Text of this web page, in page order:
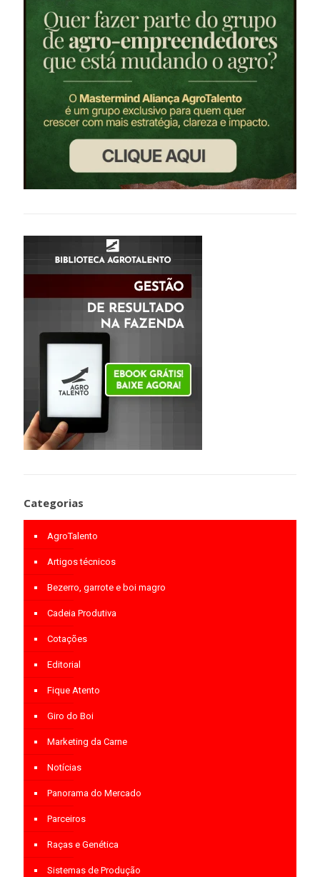
Categorias
AgroTalento
Artigos técnicos
Bezerro, garrote e boi magro
Cadeia Produtiva
Cotações
Editorial
Fique Atento
Giro do Boi
Marketing da Carne
Notícias
Panorama do Mercado
Parceiros
Raças e Genética
Sistemas de Produção